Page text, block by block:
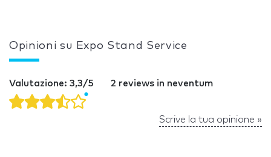
Opinioni su Expo Stand Service
Valutazione: 3,3/5 2 reviews in neventum
Scrive la tua opinione »